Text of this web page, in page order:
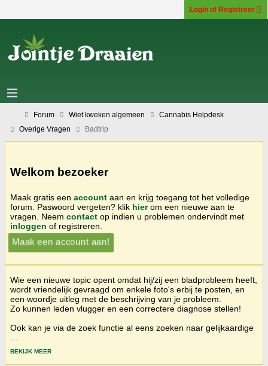
Login of Registreer
Forum Wiet kweken algemeen
Cannabis Helpdesk
Overige Vragen
Badtrip
Welkom bezoeker
Maak gratis een account aan en krijg toegang tot het volledige
forum. Paswoord vergeten? klik hierom een nieuwe aan te
vragen. Neem contact op indien u problemen ondervindt met
inloggen of registreren.
Maak een account aan!
Wie een nieuwe topic opent omdat hij/zij een bladprobleem heeft,
wordt vriendelijk gevraagd om enkele foto's erbij te posten, en
een woordje uitleg met de beschrijving van je probleem.
Zo kunnen leden vlugger en een correctere diagnose stellen!
Ook kan je via de zoek functie al eens zoeken naar gelijkaardige
BEKIJK MEER